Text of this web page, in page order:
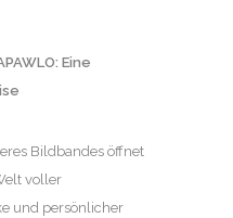
Eine
Bildbandes öffnet
voller
und persönlicher